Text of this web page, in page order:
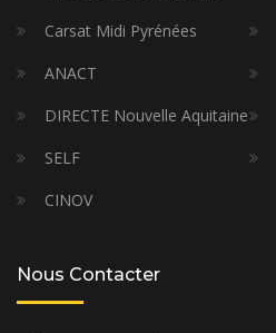
Carsat Midi Pyrénées
ANACT
DIRECTE Nouvelle Aquitaine
SELF
CINOV
Nous Contacter